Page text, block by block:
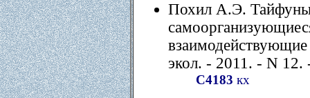
Похил А.Э.
экол. - 2011. - N 12.
С4183 кх